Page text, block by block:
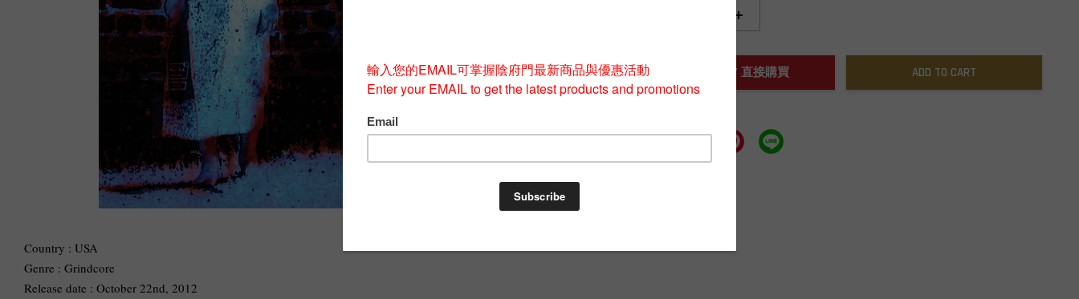
+
BUY NOW / 直接購買 ADD TO CART
Country : USA
Genre : Grindcore
Release date : October 22nd, 2012